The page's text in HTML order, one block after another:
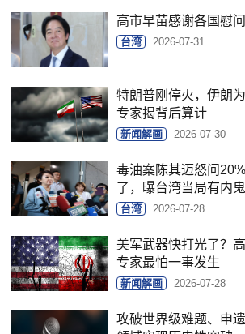
高市早苗感谢各国慰
台湾 2026-07-31
特朗普刚停火，伊朗
专家揭背后算计
新闻解画 2026-07-30
毒油案陈其迈怒问
了，曝台湾当局有内鬼
台湾 2026-07-28
美军武器快打光了？
专家最怕一事发生
新闻解画 2026-07-28
攻破世界级难题、申